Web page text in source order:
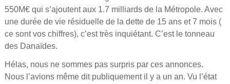
550M€ qui s’ajoutent aux 1.7 milliards de la Métropole. Avec
une durée de vie résiduelle de la dette de 15 ans et 7 mois (
ce sont vos chiffres), c’est très inquiétant. C’est le tonneau
des Danaïdes.
Hélas, nous ne sommes pas surpris par ces annonces.
Nous l’avions même dit publiquement il y a un an. Vu l’état